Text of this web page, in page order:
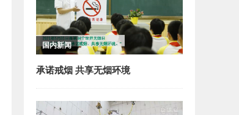
国内新闻
承诺戒烟 共享无烟环境